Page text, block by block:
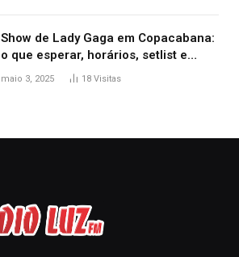
Show de Lady Gaga em Copacabana:
o que esperar, horários, setlist e
onde assistir
maio 3, 2025 18 Visitas